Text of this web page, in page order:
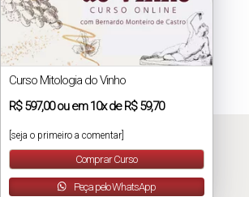
Curso Mitologia do Vinho
R$597,00ou em10xdeR$ 59,70
[seja o primeiro a comentar]
Comprar Curso
Peça pelo WhatsApp